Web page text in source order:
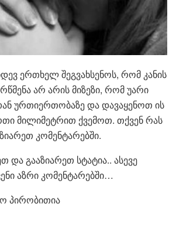
ერთხელ შეგვახსენოს, რომ კანის
არ არის მიზეზი, რომ უარი
ურთიერთობაზე და დავაყენოთ ის
მილიმეტრით ქვემოთ. თქვენ რას
კომენტარებში.
და გააზიარეთ სტატია.. ასევე
აზრი კომენტარებში…
პირობითია